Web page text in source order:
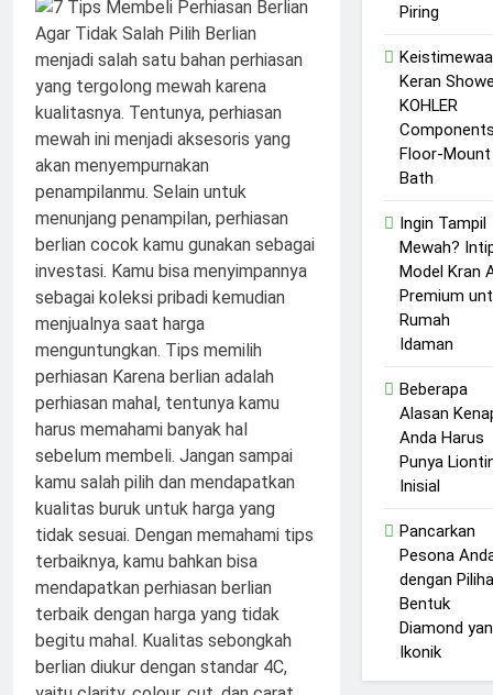
Maksimal
10 Months Ago
Parfum Lokal
Aroma Bunga
Lama
Jewelry 2025
Koleksi yang
12 Months Ago
Piring
Keran
KOHLER
Floor-Mount
Bath
Ingin Tampil
Mewah?
Model Kran
Premium
Rumah
Idaman
Beberapa
Alasan
Anda Harus
Punya
Inisial
Pancarkan
Pesona
dengan
Bentuk
Diamond
Ikonik